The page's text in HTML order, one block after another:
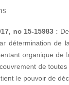
no 15-15983 :
détermination de
organique de
de
le pouvoir de